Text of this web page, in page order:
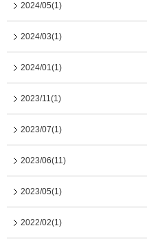
2024/05(1)
2024/03(1)
2024/01(1)
2023/11(1)
2023/07(1)
2023/06(11)
2023/05(1)
2022/02(1)